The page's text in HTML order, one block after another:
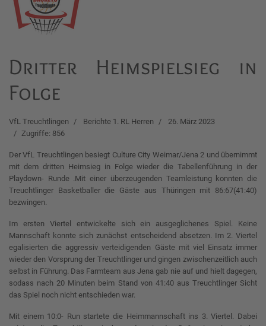
Dritter Heimspielsieg in
Folge
VfL Treuchtlingen Berichte 1. RL Herren
26. März 2023
Zugriffe: 856
Der VfL Treuchtlingen besiegt Culture City Weimar/Jena 2 und übernimmt
mit dem dritten Heimsieg in Folge wieder die Tabellenführung in der
Playdown- Runde .Mit einer überzeugenden Teamleistung konnten die
Treuchtlinger Basketballer die Gäste aus Thüringen mit 86:67(41:40)
bezwingen.
Im ersten Viertel entwickelte sich ein ausgeglichenes Spiel. Keine
Mannschaft konnte sich zunächst entscheidend absetzen. Im 2. Viertel
egalisierten die aggressiv verteidigenden Gäste mit viel Einsatz immer
wieder den Vorsprung der Treuchtlinger und gingen zwischenzeitlich auch
selbst in Führung. Das Farmteam aus Jena gab nie auf und hielt dagegen,
sodass nach 20 Minuten beim Stand von 41:40 aus Treuchtlinger Sicht
das Spiel noch nicht entschieden war.
Mit einem 10:0- Run startete die Heimmannschaft ins 3. Viertel. Dabei